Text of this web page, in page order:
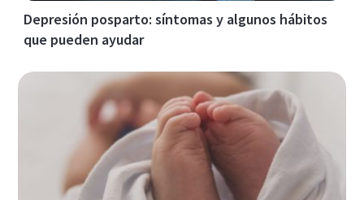
Depresión posparto: síntomas y algunos hábitos
que pueden ayudar